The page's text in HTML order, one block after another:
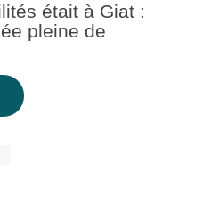
était à Giat :
pleine de